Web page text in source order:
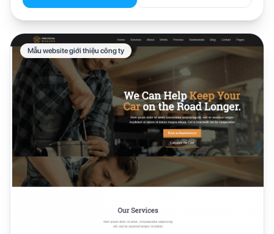
Mẫu website giới thiệu công ty